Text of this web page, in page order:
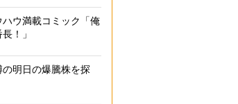
ハウ満載コミック「俺
！」
の明日の爆騰株を探